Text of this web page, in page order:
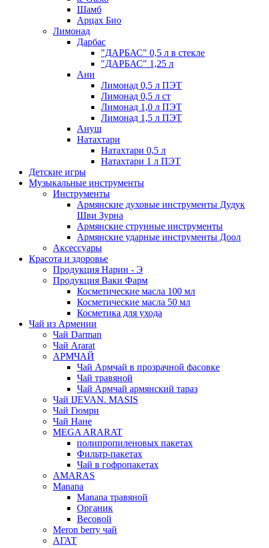
Шамб
Арцах Био
Лимонад
Дарбас
"ДАРБАС" 0,5 л в стекле
"ДАРБАС" 1,25 л
Ани
Лимонад 0,5 л ПЭТ
Лимонад 0,5 л ст
Лимонад 1,0 л ПЭТ
Лимонад 1,5 л ПЭТ
Ануш
Натахтари
Натахтари 0,5 л
Натахтари 1 л ПЭТ
Детские игры
Музыкальные инструменты
Инструменты
Армянские духовые инструменты Дудук
Шви Зурна
Армянские струнные инструменты
Армянские ударные инструменты Доол
Аксессуары
Красота и здоровье
Продукция Нарин - Э
Продукция Ваки Фарм
Косметические масла 100 мл
Косметические масла 50 мл
Косметика для ухода
Чай из Армении
Чай Darman
Чай Ararat
АРМЧАЙ
Чай Армчай в прозрачной фасовке
Чай травяной
Чай Армчай армянский тараз
Чай IJEVAN. MASIS
Чай Гюмри
Чай Нане
MEGA ARARAT
полипропиленовых пакетах
Фильтр-пакетах
Чай в гофропакетах
AMARAS
Manana
Manana травяной
Органик
Весовой
Meron berry чай
АГАТ